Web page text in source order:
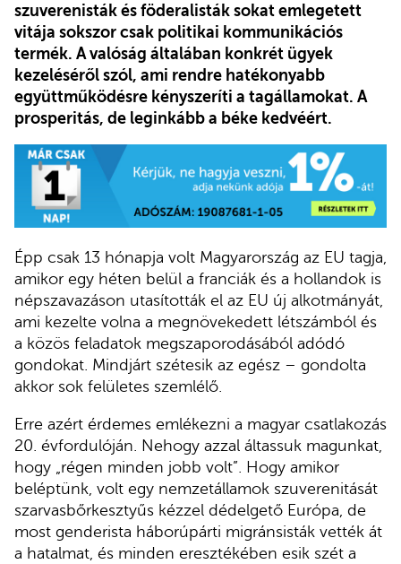
szuverenisták és föderalisták sokat emlegetett
vitája sokszor csak politikai kommunikációs
termék. A valóság általában konkrét ügyek
kezeléséről szól, ami rendre hatékonyabb
együttműködésre kényszeríti a tagállamokat. A
prosperitás, de leginkább a béke kedvéért.
Épp csak 13 hónapja volt Magyarország az EU tagja,
amikor egy héten belül a franciák és a hollandok is
népszavazáson utasították el az EU új alkotmányát,
ami kezelte volna a megnövekedett létszámból és
a közös feladatok megszaporodásából adódó
gondokat. Mindjárt szétesik az egész – gondolta
akkor sok felületes szemlélő.
Erre azért érdemes emlékezni a magyar csatlakozás
20. évfordulóján. Nehogy azzal áltassuk magunkat,
hogy „régen minden jobb volt”. Hogy amikor
beléptünk, volt egy nemzetállamok szuverenitását
szarvasbőrkesztyűs kézzel dédelgető Európa, de
most genderista háborúpárti migránsisták vették át
a hatalmat, és minden eresztékében esik szét a